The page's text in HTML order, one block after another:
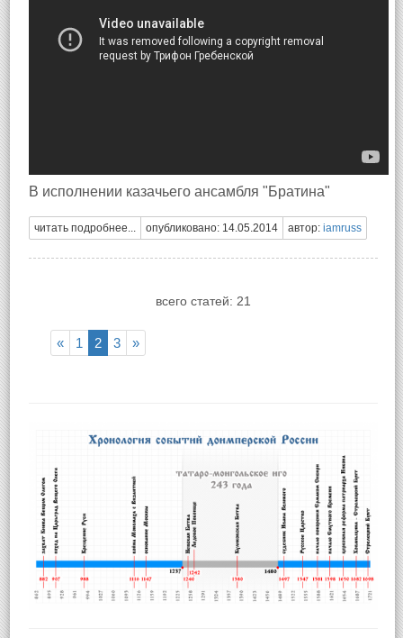
В исполнении казачьего ансамбля "Братина"
читать подробнее... опубликовано: 14.05.2014 автор: iamruss
всего статей: 21
« 1 2 3 »